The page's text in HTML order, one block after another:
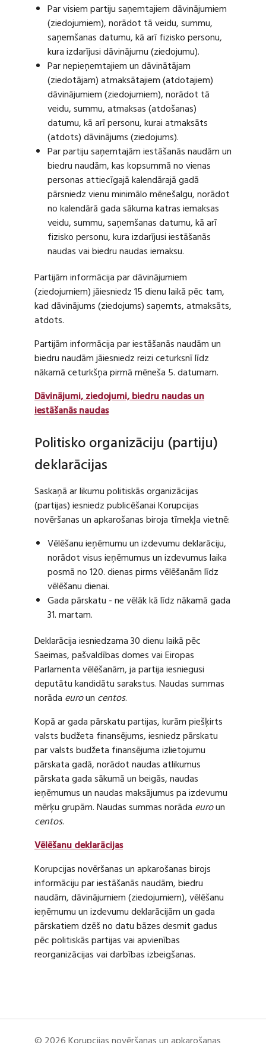
Par visiem partiju saņemtajiem dāvinājumiem
(ziedojumiem), norādot tā veidu, summu,
saņemšanas datumu, kā arī fizisko personu,
kura izdarījusi dāvinājumu (ziedojumu).
Par nepieņemtajiem un dāvinātājam
(ziedotājam) atmaksātajiem (atdotajiem)
dāvinājumiem (ziedojumiem), norādot tā
veidu, summu, atmaksas (atdošanas)
datumu, kā arī personu, kurai atmaksāts
(atdots) dāvinājums (ziedojums).
Par partiju saņemtajām iestāšanās naudām un
biedru naudām, kas kopsummā no vienas
personas attiecīgajā kalendārajā gadā
pārsniedz vienu minimālo mēnešalgu, norādot
no kalendārā gada sākuma katras iemaksas
veidu, summu, saņemšanas datumu, kā arī
fizisko personu, kura izdarījusi iestāšanās
naudas vai biedru naudas iemaksu.
Partijām informācija par dāvinājumiem
(ziedojumiem) jāiesniedz 15 dienu laikā pēc tam,
kad dāvinājums (ziedojums) saņemts, atmaksāts,
atdots.
Partijām informācija par iestāšanās naudām un
biedru naudām jāiesniedz reizi ceturksnī līdz
nākamā ceturkšņa pirmā mēneša 5. datumam.
Dāvinājumi, ziedojumi, biedru naudas un
iestāšanās naudas
Politisko organizāciju (partiju)
deklarācijas
Saskaņā ar likumu politiskās organizācijas
(partijas) iesniedz publicēšanai Korupcijas
novēršanas un apkarošanas biroja tīmekļa vietnē:
Vēlēšanu ieņēmumu un izdevumu deklarāciju,
norādot visus ieņēmumus un izdevumus laika
posmā no 120. dienas pirms vēlēšanām līdz
vēlēšanu dienai.
Gada pārskatu - ne vēlāk kā līdz nākamā gada
31. martam.
Deklarācija iesniedzama 30 dienu laikā pēc
Saeimas, pašvaldības domes vai Eiropas
Parlamenta vēlēšanām, ja partija iesniegusi
deputātu kandidātu sarakstus. Naudas summas
norāda euroun centos.
Kopā ar gada pārskatu partijas, kurām piešķirts
valsts budžeta finansējums, iesniedz pārskatu
par valsts budžeta finansējuma izlietojumu
pārskata gadā, norādot naudas atlikumus
pārskata gada sākumā un beigās, naudas
ieņēmumus un naudas maksājumus pa izdevumu
mērķu grupām. Naudas summas norāda euroun
centos.
Vēlēšanu deklarācijas
Korupcijas novēršanas un apkarošanas birojs
informāciju par iestāšanās naudām, biedru
naudām, dāvinājumiem (ziedojumiem), vēlēšanu
ieņēmumu un izdevumu deklarācijām un gada
pārskatiem dzēš no datu bāzes desmit gadus
pēc politiskās partijas vai apvienības
reorganizācijas vai darbības izbeigšanas.